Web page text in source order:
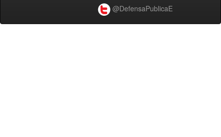
@DefensaPublicaE